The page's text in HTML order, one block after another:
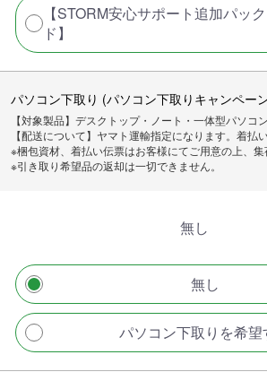
【STORM安心サポート追加パッ
ド】
パソコン下取り (パソコン下取りキャンペー
【対象製品】デスクトップ・ノート・一体型パソコン
【配送について】ヤマト運輸指定になります。着払
※梱包資材、着払い伝票はお客様にてご用意の上、集
※引き取り希望品の返却は一切できません。
無し
無し
パソコン下取りを希望